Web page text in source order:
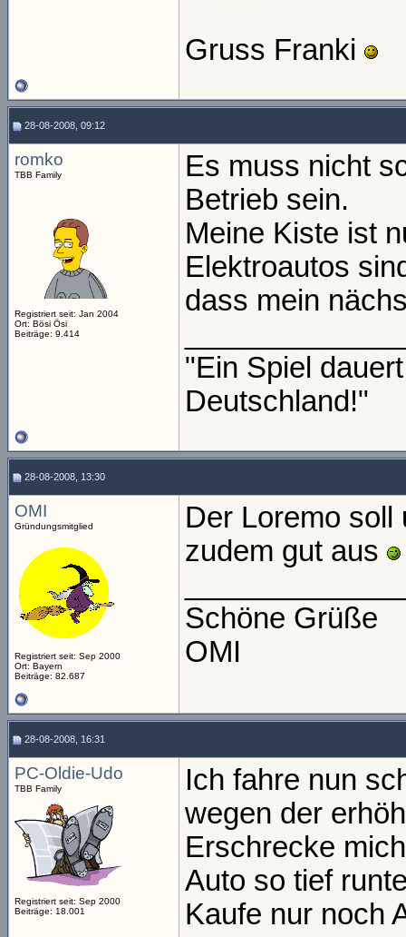
Gruss Franki
28-08-2008, 09:12
romko
TBB Family
Registriert seit: Jan 2004
Ort: Bösi Ösi
Beiträge: 9.414
Es muss nicht
Betrieb sein.
Meine Kiste ist
Elektroautos
dass mein
"Ein Spiel
Deutschland!"
28-08-2008, 13:30
OMI
Gründungsmitglied
Registriert seit: Sep 2000
Ort: Bayern
Beiträge: 82.687
Der Loremo soll
zudem gut aus
Schöne Grüße
OMI
28-08-2008, 16:31
PC-Oldie-Udo
TBB Family
Registriert seit: Sep 2000
Beiträge: 18.001
Ich fahre nun
wegen der
Erschrecke
Auto so tief
Kaufe nur noch